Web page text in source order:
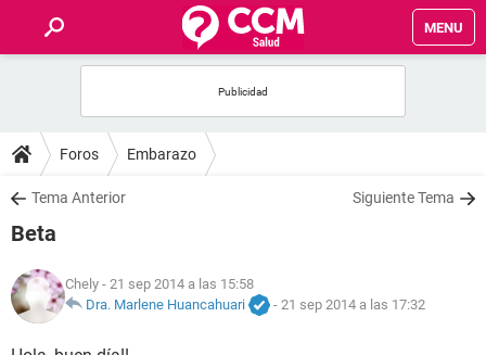
MENU
FOROS
SALUD
NUTRICIÓN
Foros Embarazo
Tema Anterior Siguiente Tema
Beta
Chely - 21 sep 2014 a las 15:58
Dra. Marlene Huancahuari
- 21 sep 2014 a las 17:32